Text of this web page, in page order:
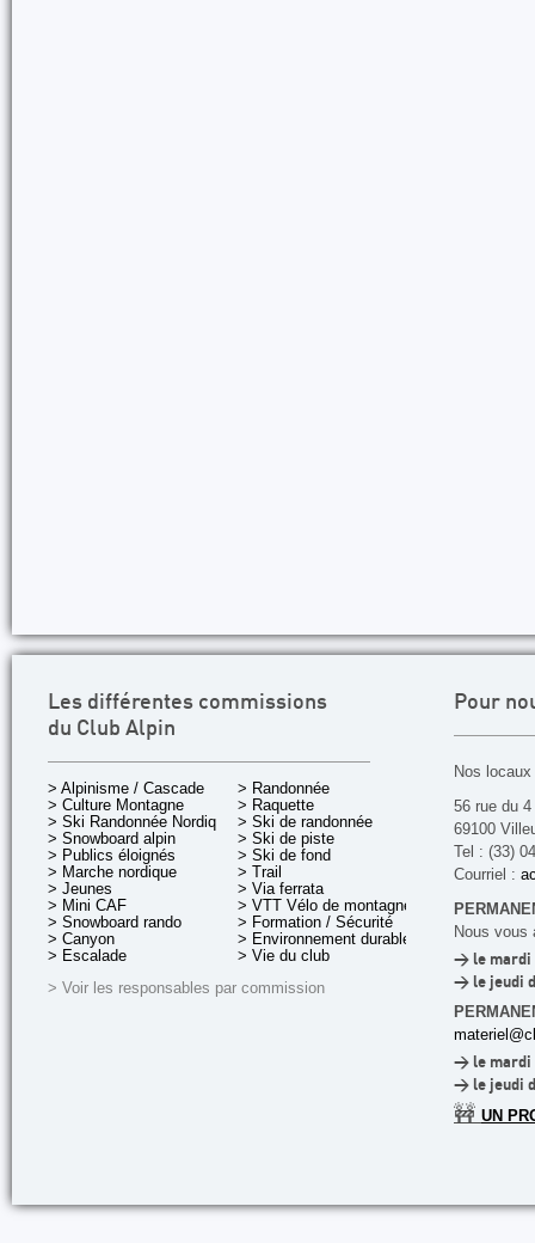
Les différentes commissions
du Club Alpin
> Alpinisme / Cascade
> Culture Montagne
> Ski Randonnée Nordique
> Snowboard alpin
> Publics éloignés
> Marche nordique
> Jeunes
> Mini CAF
> Snowboard rando
> Canyon
> Escalade
> Randonnée
> Raquette
> Ski de randonnée
> Ski de piste
> Ski de fond
> Trail
> Via ferrata
> VTT Vélo de montagne
> Formation / Sécurité
> Environnement durable
> Vie du club
> Voir les responsables par commission
Pour
Nos
56 rue du
69100
Tel : (33)
Courriel :
Nous vous
> le mardi
> le jeudi
> le mardi
> le jeudi
🚧 UN